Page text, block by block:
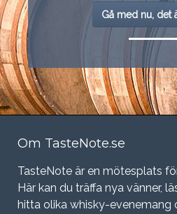
Gå med nu, det
Om TasteNote.se
TasteNote är en mötesplats
Här kan du träffa nya vänner,
hitta olika whisky-evenemang